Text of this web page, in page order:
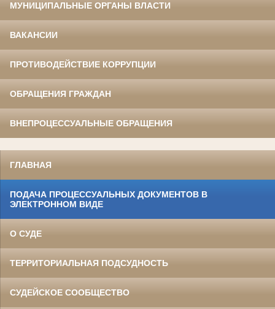
МУНИЦИПАЛЬНЫЕ ОРГАНЫ ВЛАСТИ
ВАКАНСИИ
ПРОТИВОДЕЙСТВИЕ КОРРУПЦИИ
ОБРАЩЕНИЯ ГРАЖДАН
ВНЕПРОЦЕССУАЛЬНЫЕ ОБРАЩЕНИЯ
ГЛАВНАЯ
ПОДАЧА ПРОЦЕССУАЛЬНЫХ ДОКУМЕНТОВ В
ЭЛЕКТРОННОМ ВИДЕ
О СУДЕ
ТЕРРИТОРИАЛЬНАЯ ПОДСУДНОСТЬ
СУДЕЙСКОЕ СООБЩЕСТВО